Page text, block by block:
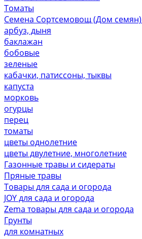
Томаты
Семена Сортсемовощ (Дом семян)
арбуз, дыня
баклажан
бобовые
зеленые
кабачки, патиссоны, тыквы
капуста
морковь
огурцы
перец
томаты
цветы однолетние
цветы двулетние, многолетние
Газонные травы и сидераты
Пряные травы
Товары для сада и огорода
JOY для сада и огорода
Zema товары для сада и огорода
Грунты
для комнатных